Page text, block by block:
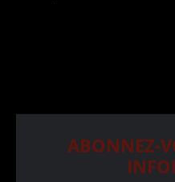
ABONNEZ-